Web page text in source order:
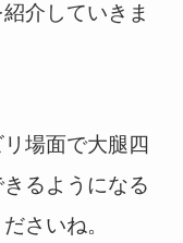
介していきま
場面で大腿四
るようになる
さいね。